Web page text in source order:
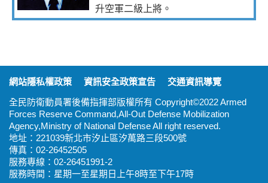
升空軍二級上將。
網站隱私權政策
資訊安全政策宣告
交通資訊導覽
全民防衛動員署後備指揮部版權所有 Copyright©2022 Armed
Forces Reserve Command,All-Out Defense Mobilization
Agency,Ministry of National Defense All right reserved.
地址：221039新北市汐止區汐萬路三段500號
傳真：02-26452505
服務專線：02-26451991-2
服務時間：星期一至星期日上午8時至下午17時